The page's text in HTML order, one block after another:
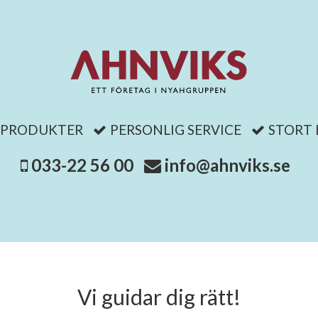
PERSONLIG SERVICE STORT
033-22 56 00 info@ahnviks.se
Vi guidar dig rätt!